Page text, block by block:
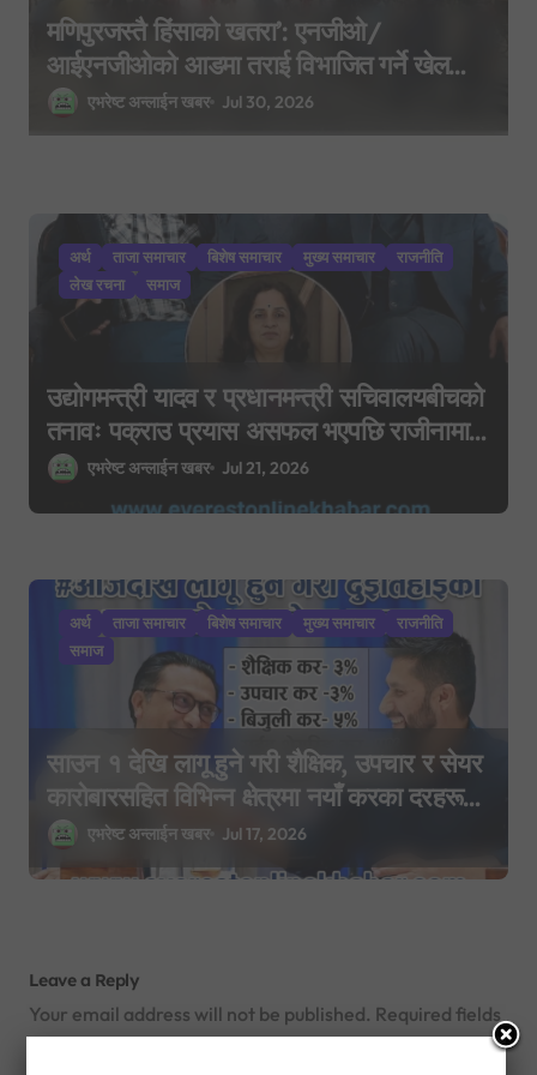
मणिपुरजस्तै हिंसाको खतरा’: एनजीओ/
आईएनजीओको आडमा तराई विभाजित गर्ने खेल
भइरहेको सशस्त्रको निष्कर्ष
एभरेष्ट अन्लाईन खबर Jul 30, 2026
अर्थ ताजा समाचार बिशेष समाचार मुख्य समाचार
राजनीति
लेख रचना
समाज
उद्योगमन्त्री यादव र प्रधानमन्त्री सचिवालयबीचको
तनावः पक्राउ प्रयास असफल भएपछि राजीनामा
मागिएको दाबी
एभरेष्ट अन्लाईन खबर Jul 21, 2026
अर्थ ताजा समाचार बिशेष समाचार मुख्य समाचार
राजनीति
समाज
साउन १ देखि लागू हुने गरी शैक्षिक, उपचार र सेयर
कारोबारसहित विभिन्न क्षेत्रमा नयाँ करका दरहरू
निर्धारणएभरेष्ट अन्लाईन खबर Jul 17, 2026
Leave a Reply
Your email address will not be published. Required fields